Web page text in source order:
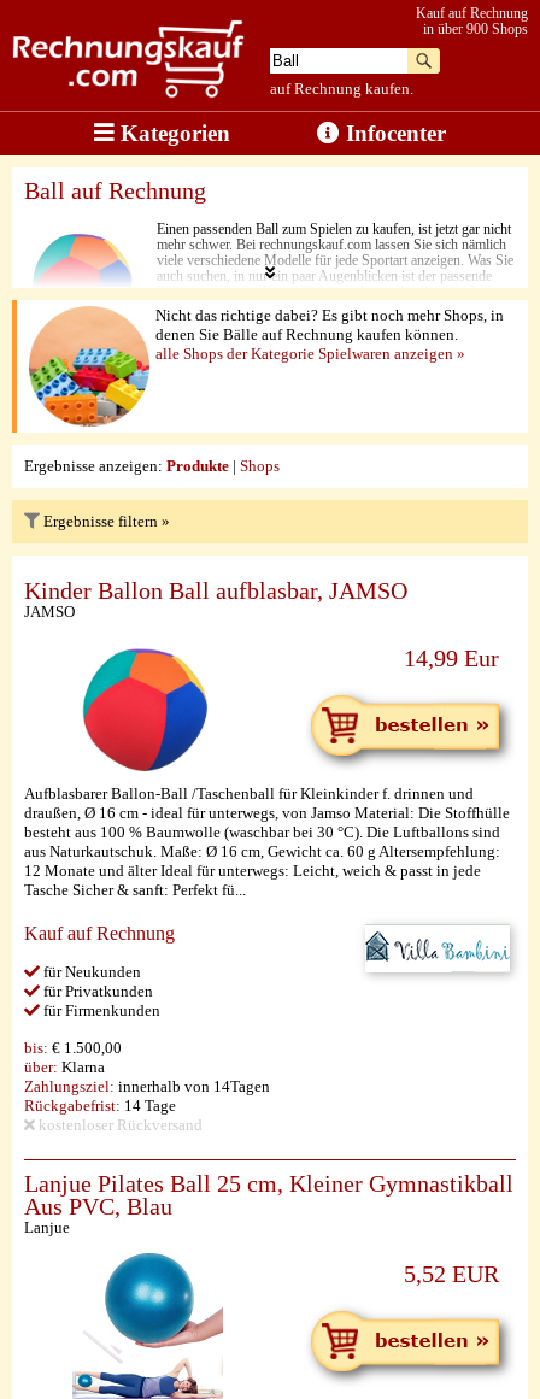
auf Rechnung kaufen.
Kauf auf Rechnung
in über 900 Shops
Kategorien Infocenter
Ball auf Rechnung
Einen passenden Ball zum Spielen zu kaufen, ist jetzt gar nicht
mehr schwer. Bei rechnungskauf.com lassen Sie sich nämlich
viele verschiedene Modelle für jede Sportart anzeigen. Was Sie
auch suchen, in nur ein paar Augenblicken ist der passende
Ball unterwegs zu Ihnen. Dabei sind es nicht allein die fairen
Preise, die Suchende überzeugen. Auch die
Verarbeitungsqualität und die edlen Designs sind hier auf dem
neuesten Stand, egal, ob es sich um Fußbälle, Basketbälle,
Footbälle oder Spielbälle für Kinder handelt. Zu guter Letzt
Nicht das richtige dabei? Es gibt noch mehr Shops, in
denen Sie Bälle auf Rechnung kaufen können.
alle Shops der Kategorie Spielwaren anzeigen »
Ergebnisse anzeigen: Produkte | Shops
Ergebnisse filtern »
Kinder Ballon Ball aufblasbar, JAMSO
JAMSO
14,99 Eur
Aufblasbarer Ballon-Ball /Taschenball für Kleinkinder f. drinnen und
draußen, Ø 16 cm - ideal für unterwegs, von Jamso Material: Die Stoffhülle
besteht aus 100 % Baumwolle (waschbar bei 30 °C). Die Luftballons sind
aus Naturkautschuk. Maße: Ø 16 cm, Gewicht ca. 60 g Altersempfehlung:
12 Monate und älter Ideal für unterwegs: Leicht, weich & passt in jede
Tasche Sicher & sanft: Perfekt fü...
Kauf auf Rechnung
für Neukunden
für Privatkunden
für Firmenkunden
bis: € 1.500,00
über: Klarna
Zahlungsziel: innerhalb von 14Tagen
Rückgabefrist: 14 Tage
kostenloser Rückversand
Lanjue Pilates Ball 25 cm, Kleiner Gymnastikball
Aus PVC, Blau
Lanjue
5,52 EUR